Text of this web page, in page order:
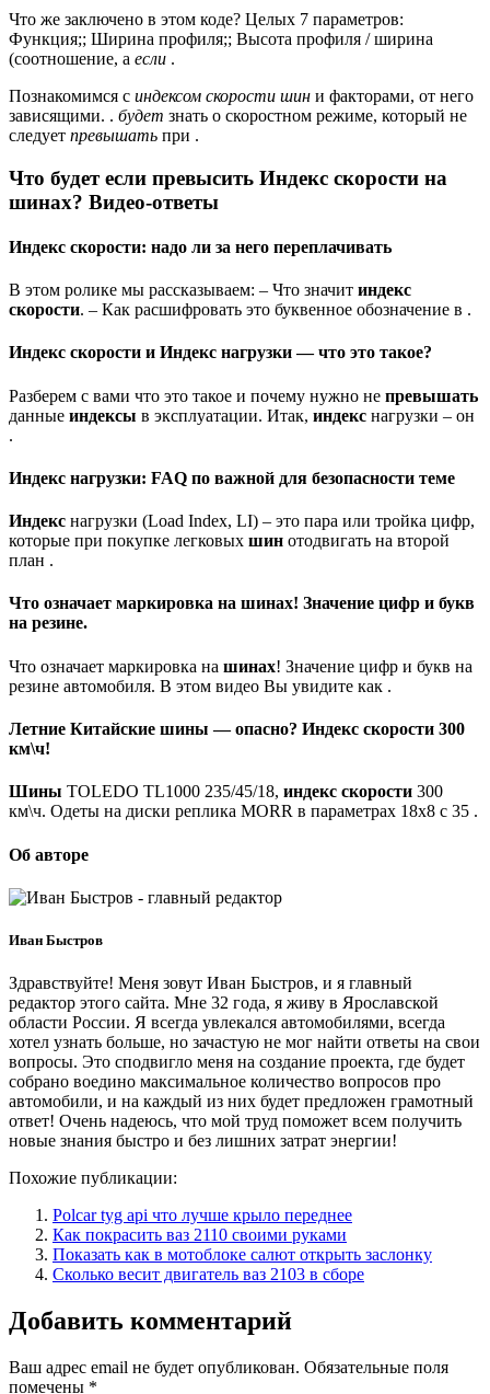
Что же заключено в этом коде? Целых 7 параметров:
Функция;; Ширина профиля;; Высота профиля / ширина
(соотношение, а если .
Познакомимся с индексом скорости шин и факторами, от него
зависящими. . будет знать о скоростном режиме, который не
следует превышать при .
Что будет если превысить Индекс скорости на
шинах? Видео-ответы
Индекс скорости: надо ли за него переплачивать
В этом ролике мы рассказываем: – Что значит индекс
скорости. – Как расшифровать это буквенное обозначение в .
Индекс скорости и Индекс нагрузки — что это такое?
Разберем с вами что это такое и почему нужно не превышать
данные индексы в эксплуатации. Итак, индекс нагрузки – он
.
Индекс нагрузки: FAQ по важной для безопасности теме
Индекс нагрузки (Load Index, LI) – это пара или тройка цифр,
которые при покупке легковых шин отодвигать на второй
план .
Что означает маркировка на шинах! Значение цифр и букв
на резине.
Что означает маркировка на шинах! Значение цифр и букв на
резине автомобиля. В этом видео Вы увидите как .
Летние Китайские шины — опасно? Индекс скорости 300
км\ч!
Шины TOLEDO TL1000 235/45/18, индекс скорости 300
км\ч. Одеты на диски реплика MORR в параметрах 18х8 с 35 .
Об авторе
Иван Быстров
Здравствуйте! Меня зовут Иван Быстров, и я главный
редактор этого сайта. Мне 32 года, я живу в Ярославской
области России. Я всегда увлекался автомобилями, всегда
хотел узнать больше, но зачастую не мог найти ответы на свои
вопросы. Это сподвигло меня на создание проекта, где будет
собрано воедино максимальное количество вопросов про
автомобили, и на каждый из них будет предложен грамотный
ответ! Очень надеюсь, что мой труд поможет всем получить
новые знания быстро и без лишних затрат энергии!
Похожие публикации:
Polcar tyg api что лучше крыло переднее
Как покрасить ваз 2110 своими руками
Показать как в мотоблоке салют открыть заслонку
Сколько весит двигатель ваз 2103 в сборе
Добавить комментарий
Ваш адрес email не будет опубликован. Обязательные поля
помечены *